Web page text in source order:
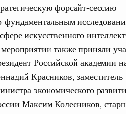
форсайт-сессию
фундаментальным
искусственного
также приняли
Российской академии
Красников, заместитель
экономического
Максим Колесников,
5 августа, среда
коммунальное хозяйство
Более 4,3 тыс.
при участии Фонда